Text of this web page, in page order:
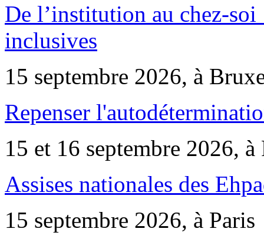
De l’institution au chez-
inclusives
15 septembre 2026, à
Repenser
15 et 16 septembre 2026, à
Assises nationales des
15 septembre 2026, à Paris